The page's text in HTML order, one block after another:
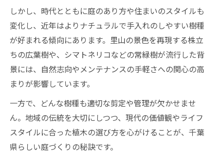
しかし、時代とともに庭のあり方や住まいのスタイルも
変化し、近年はよりナチュラルで手入れのしやすい樹種
が好まれる傾向にあります。里山の景色を再現する株立
ちの広葉樹や、シマトネリコなどの常緑樹が流行した背
景には、自然志向やメンテナンスの手軽さへの関心の高
まりが影響しています。
一方で、どんな樹種も適切な剪定や管理が欠かせませ
ん。地域の伝統を大切にしつつ、現代の価値観やライフ
スタイルに合った植木の選び方を心がけることが、千葉
県らしい庭づくりの秘訣です。